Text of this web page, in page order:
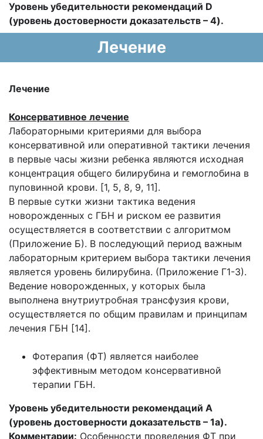
Уровень убедительности рекомендаций D
(уровень достоверности доказательств – 4).
Лечение
Лечение
Консервативное лечение
Лабораторными критериями для выбора
консервативной или оперативной тактики лечения
в первые часы жизни ребенка являются исходная
концентрация общего билирубина и гемоглобина в
пуповинной крови. [1, 5, 8, 9, 11].
В первые сутки жизни тактика ведения
новорожденных с ГБН и риском ее развития
осуществляется в соответствии с алгоритмом
(Приложение Б). В последующий период важным
лабораторным критерием выбора тактики лечения
является уровень билирубина. (Приложение Г1-3).
Ведение новорожденных, у которых была
выполнена внутриутробная трансфузия крови,
осуществляется по общим правилам и принципам
лечения ГБН [14].
Фотерапия (ФТ) является наиболее
эффективным методом консервативной
терапии ГБН.
Уровень убедительности рекомендаций А
(уровень достоверности доказательств – 1а).
Комментарии: Особенности проведения ФТ при